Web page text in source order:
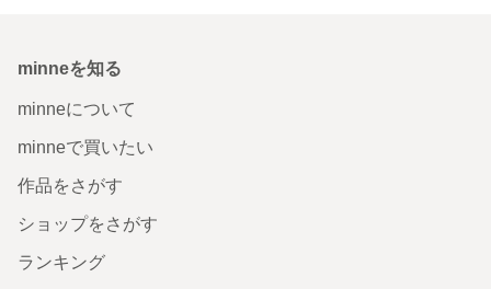
minneを知る
minneについて
minneで買いたい
作品をさがす
ショップをさがす
ランキング